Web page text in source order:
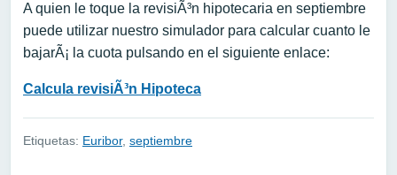
A quien le toque la revisiÃ³n hipotecaria en septiembre
puede utilizar nuestro simulador para calcular cuanto le
bajarÃ¡ la cuota pulsando en el siguiente enlace:
Calcula revisiÃ³n Hipoteca
Etiquetas: Euribor, septiembre